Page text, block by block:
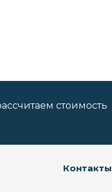
стоимость
Контакты